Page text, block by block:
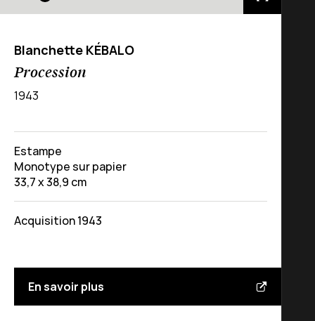
Blanchette KÉBALO
Procession
1943
Estampe
Monotype sur papier
33,7 x 38,9 cm
Acquisition 1943
En savoir plus